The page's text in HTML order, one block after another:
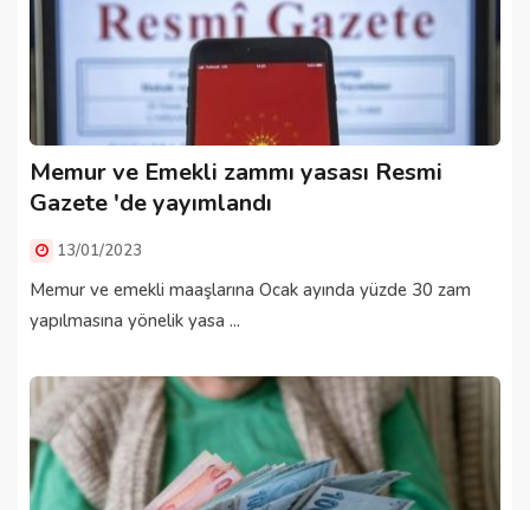
Memur ve Emekli zammı yasası Resmi
Gazete 'de yayımlandı
13/01/2023
Memur ve emekli maaşlarına Ocak ayında yüzde 30 zam
yapılmasına yönelik yasa ...